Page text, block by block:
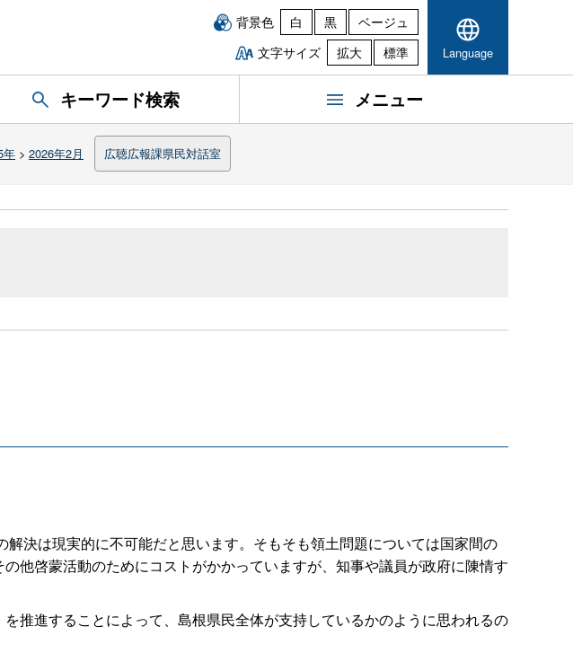
背景色 白 黒
ベージュ
文字サイズ
拡大 標準 Language
キーワード検索 メニュー
年 > 2026年2月 広聴広報課県民対話室
決は現実的に不可能だと思います。そもそも領土問題については国家間の
他啓蒙活動のためにコストがかかっていますが、知事や議員が政府に陳情す
推進することによって、島根県民全体が支持しているかのように思われるの